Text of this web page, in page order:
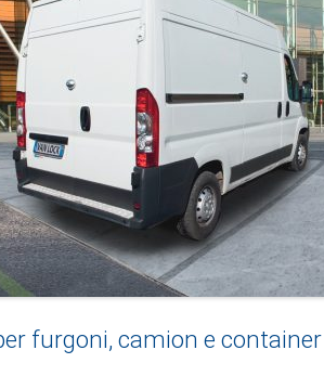
furgoni, camion e container